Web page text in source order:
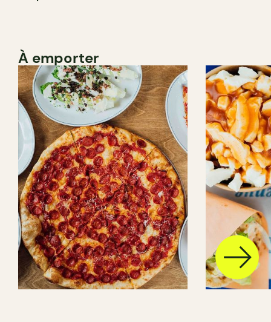
À emporter